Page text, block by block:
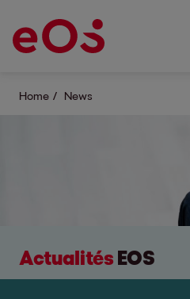
Home News
Actualités EOS